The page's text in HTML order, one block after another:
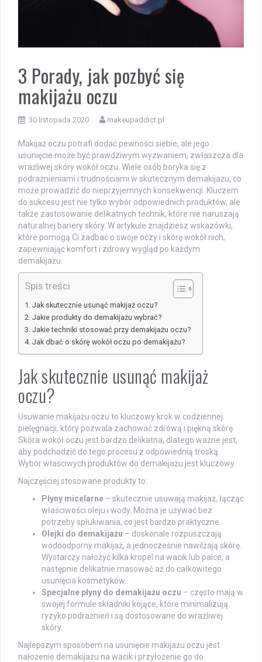
3 Porady, jak pozbyć się
makijażu oczu
30 listopada 2020 makeupaddict.pl
Makijaż oczu potrafi dodać pewności siebie, ale jego
usunięcie może być prawdziwym wyzwaniem, zwłaszcza dla
wrażliwej skóry wokół oczu. Wiele osób boryka się z
podrażnieniami i trudnościami w skutecznym demakijażu, co
może prowadzić do nieprzyjemnych konsekwencji. Kluczem
do sukcesu jest nie tylko wybór odpowiednich produktów, ale
także zastosowanie delikatnych technik, które nie naruszają
naturalnej bariery skóry. W artykule znajdziesz wskazówki,
które pomogą Ci zadbać o swoje oczy i skórę wokół nich,
zapewniając komfort i zdrowy wygląd po każdym
demakijażu.
Spis treści
Jak skutecznie usunąć makijaż oczu?
Jakie produkty do demakijażu wybrać?
Jakie techniki stosować przy demakijażu oczu?
Jak dbać o skórę wokół oczu po demakijażu?
Jak skutecznie usunąć makijaż
oczu?
Usuwanie makijażu oczu to kluczowy krok w codziennej
pielęgnacji, który pozwala zachować zdrową i piękną skórę.
Skóra wokół oczu jest bardzo delikatna, dlatego ważne jest,
aby podchodzić do tego procesu z odpowiednią troską.
Wybór właściwych produktów do demakijażu jest kluczowy.
Najczęściej stosowane produkty to:
Płyny micelarne – skutecznie usuwają makijaż, łącząc
właściwości oleju i wody. Można je używać bez
potrzeby spłukiwania, co jest bardzo praktyczne.
Olejki do demakijażu – doskonale rozpuszczają
wodoodporny makijaż, a jednocześnie nawilżają skórę.
Wystarczy nałożyć kilka kropel na wacik lub palce, a
następnie delikatnie masować aż do całkowitego
usunięcia kosmetyków.
Specjalne płyny do demakijażu oczu – często mają w
swojej formule składniki kojące, które minimalizują
ryzyko podrażnień i są dostosowane do wrażliwej
skóry.
Najlepszym sposobem na usunięcie makijażu oczu jest
nałożenie demakijażu na wacik i przyłożenie go do